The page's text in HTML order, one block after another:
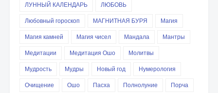
ЛУННЫЙ КАЛЕНДАРЬ
ЛЮБОВЬ
Любовный гороскоп
МАГНИТНАЯ БУРЯ
Магия
Магия камней
Магия чисел Мандала
Мантры
Медитации
Медитация Ошо
Молитвы
Мудрость
Мудры Новый год
Нумерология
Очищение
Ошо Пасха Полнолуние
Порча